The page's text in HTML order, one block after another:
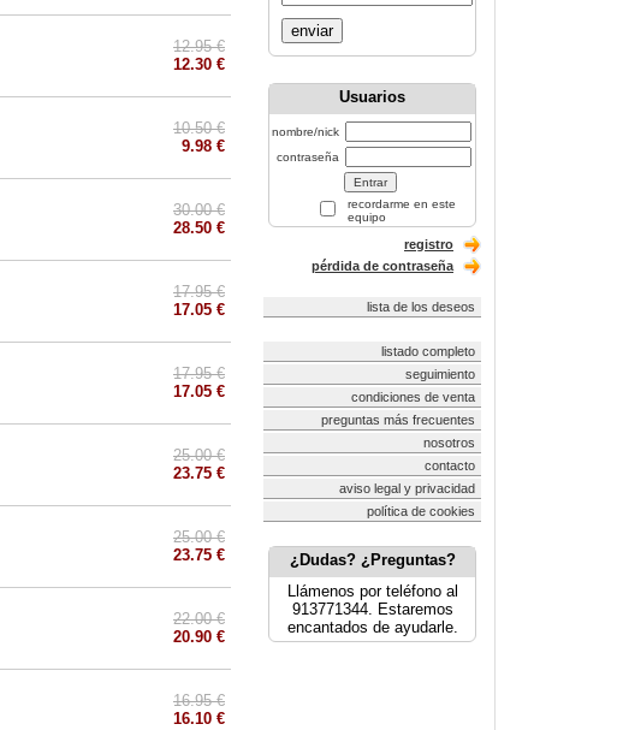
12.95 €
12.30 €
10.50 €
9.98 €
30.00 €
28.50 €
17.95 €
17.05 €
17.95 €
17.05 €
25.00 €
23.75 €
25.00 €
23.75 €
22.00 €
20.90 €
16.95 €
16.10 €
enviar
Usuarios
nombre/nick
contraseña
recordarme en este
equipo
registro
pérdida de contraseña
lista de los deseos
listado completo
seguimiento
condiciones de venta
preguntas más frecuentes
nosotros
contacto
aviso legal y privacidad
política de cookies
¿Dudas? ¿Preguntas?
Llámenos por teléfono al
913771344. Estaremos
encantados de ayudarle.